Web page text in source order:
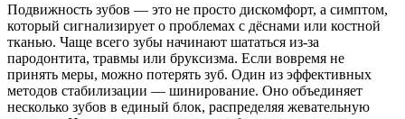
Подвижность зубов — это не просто дискомфорт, а симптом,
который сигнализирует о проблемах с дёснами или костной
тканью. Чаще всего зубы начинают шататься из-за
пародонтита, травмы или бруксизма. Если вовремя не
принять меры, можно потерять зуб. Один из эффективных
методов стабилизации — шинирование. Оно объединяет
несколько зубов в единый блок, распределяя жевательную